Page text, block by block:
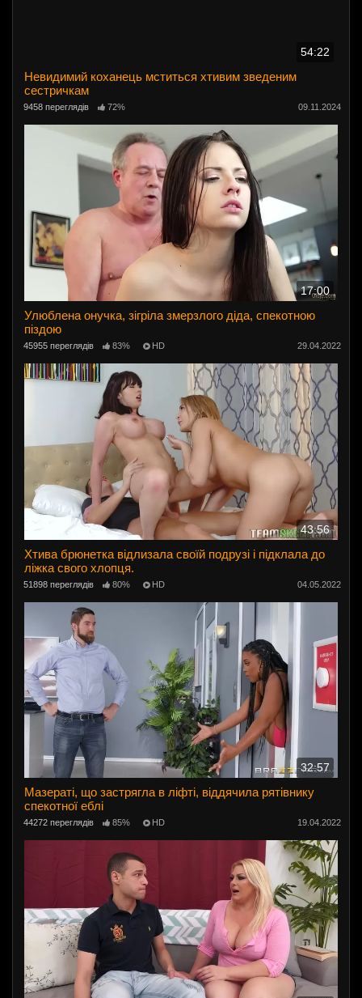
54:22
Невидимий коханець мститься хтивим зведеним
сестричкам
9458 переглядів 72% 09.11.2024
17:00
Улюблена онучка, зігріла змерзлого діда, спекотною
піздою
45955 переглядів 83% HD 29.04.2022
43:56
Хтива брюнетка відлизала своїй подрузі і підклала до
ліжка свого хлопця.
51898 переглядів 80% HD 04.05.2022
32:57
Мазераті, що застрягла в ліфті, віддячила рятівнику
спекотної еблі
44272 переглядів 85% HD 19.04.2022